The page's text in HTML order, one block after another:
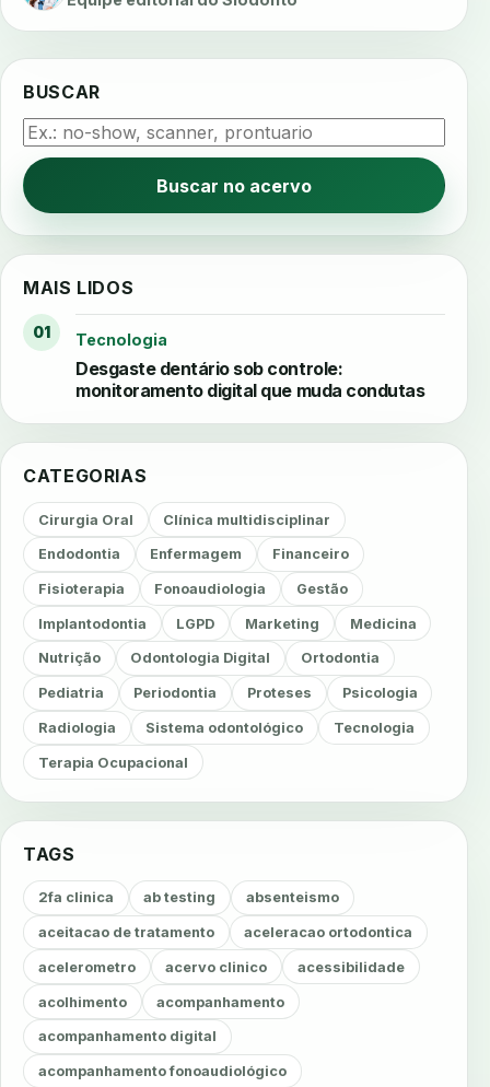
BUSCAR
Buscar no acervo
MAIS LIDOS
01 Tecnologia
Desgaste dentário sob controle:
monitoramento digital que muda condutas
CATEGORIAS
Cirurgia Oral Clínica multidisciplinar
Endodontia Enfermagem Financeiro
Fisioterapia Fonoaudiologia Gestão
Implantodontia LGPD Marketing Medicina
Nutrição Odontologia Digital Ortodontia
Pediatria Periodontia Proteses Psicologia
Radiologia Sistema odontológico Tecnologia
Terapia Ocupacional
TAGS
2fa clinica ab testing absenteismo
aceitacao de tratamento aceleracao ortodontica
acelerometro acervo clinico acessibilidade
acolhimento acompanhamento
acompanhamento digital
acompanhamento fonoaudiológico